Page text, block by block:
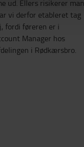
ud. Ellers risikerer man
vi derfor etableret tag
fordi føreren er i
Manager hos
i Rødkærsbro.